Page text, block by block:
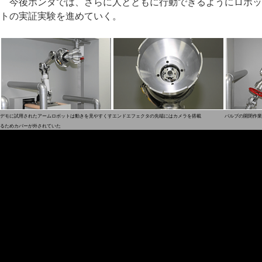
今後ホンダでは、さらに人とともに行動できるようにロボッ
トの実証実験を進めていく。
デモに試用されたアームロボットは動きを見やすくす
るためカバーが外されていた
エンドエフェクタの先端にはカメラを搭載 バルブの開閉作